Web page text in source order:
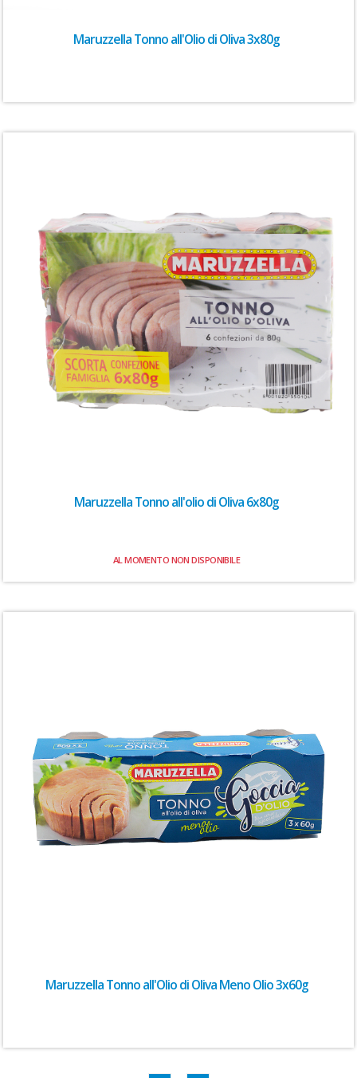
Maruzzella Tonno all'Olio di Oliva 3x80g
Maruzzella Tonno all'olio di Oliva 6x80g
AL MOMENTO NON DISPONIBILE
Maruzzella Tonno all'Olio di Oliva Meno Olio 3x60g